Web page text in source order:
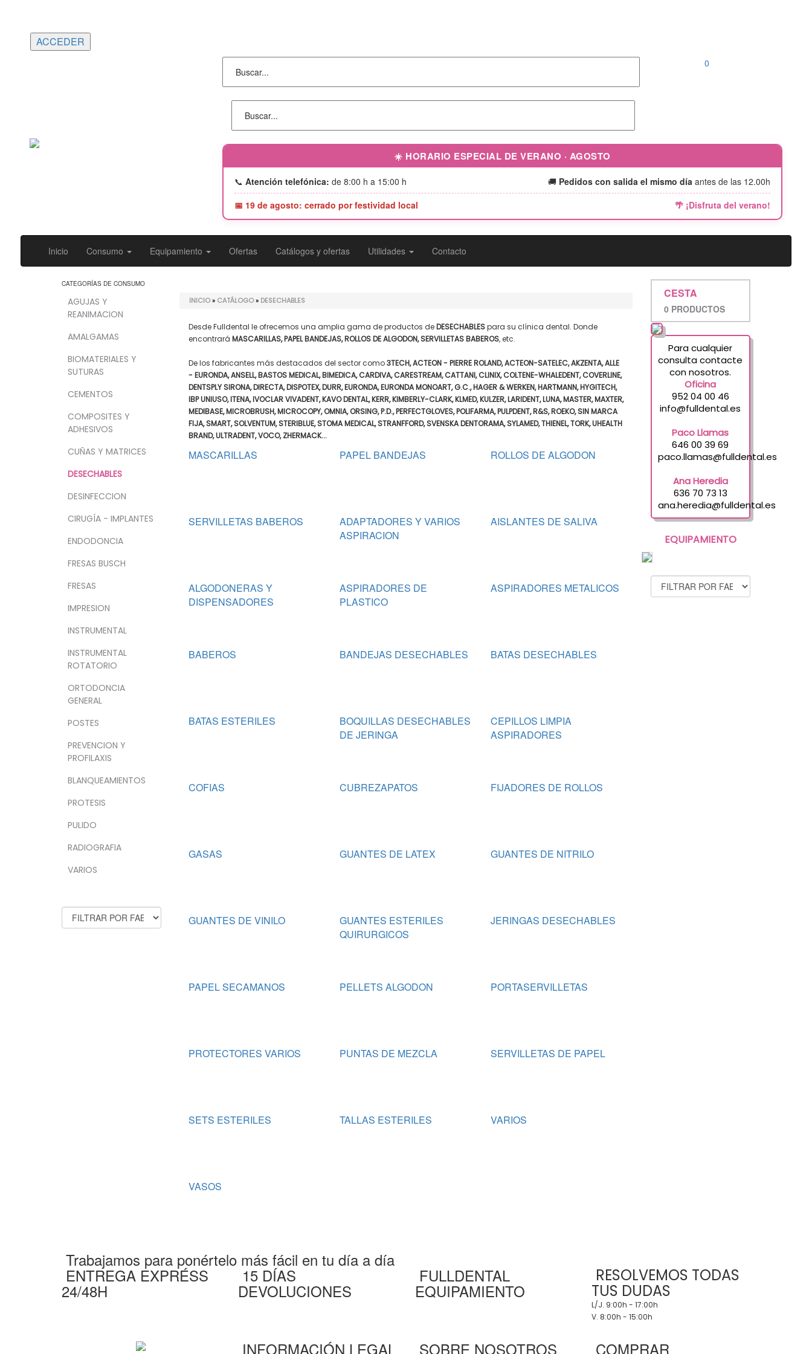
0
☀️ HORARIO ESPECIAL DE VERANO · AGOSTO
📞 Atención telefónica: de 8:00 h a 15:00 h 🚚 Pedidos con salida el mismo día antes de las 12.00h
📅 19 de agosto: cerrado por festividad local
🌴 ¡Disfruta del verano!
Inicio Consumo Equipamiento Ofertas Catálogos y ofertas Utilidades Contacto
CATEGORÍAS DE CONSUMO
AGUJAS Y
REANIMACION
AMALGAMAS
BIOMATERIALES Y
SUTURAS
CEMENTOS
COMPOSITES Y
ADHESIVOS
CUÑAS Y MATRICES
DESECHABLES
DESINFECCION
CIRUGÍA - IMPLANTES
ENDODONCIA
FRESAS BUSCH
FRESAS
IMPRESION
INSTRUMENTAL
INSTRUMENTAL
ROTATORIO
ORTODONCIA
GENERAL
POSTES
PREVENCION Y
PROFILAXIS
BLANQUEAMIENTOS
PROTESIS
PULIDO
RADIOGRAFIA
VARIOS
INICIO» CATÁLOGO» DESECHABLES
Desde Fulldental le ofrecemos una amplia gama de productos deDESECHABLESpara su clínica dental. Donde
encontrará MASCARILLAS, PAPEL BANDEJAS, ROLLOS DE ALGODON, SERVILLETAS BABEROS, etc.
De los fabricantes más destacados del sector como3TECH, ACTEON - PIERRE ROLAND, ACTEON-SATELEC, AKZENTA, ALLE
- EURONDA, ANSELL, BASTOS MEDICAL, BIMEDICA, CARDIVA, CARESTREAM, CATTANI, CLINIX, COLTENE-WHALEDENT, COVERLINE,
DENTSPLY SIRONA, DIRECTA, DISPOTEX, DURR, EURONDA, EURONDA MONOART, G.C., HAGER & WERKEN, HARTMANN, HYGITECH,
IBP UNIUSO, ITENA, IVOCLAR VIVADENT, KAVO DENTAL, KERR, KIMBERLY-CLARK, KLMED, KULZER, LARIDENT, LUNA, MASTER, MAXTER,
MEDIBASE, MICROBRUSH, MICROCOPY, OMNIA, ORSING, P.D., PERFECTGLOVES, POLIFARMA, PULPDENT, R&S, ROEKO, SIN MARCA
FIJA, SMART, SOLVENTUM, STERIBLUE, STOMA MEDICAL, STRANFFORD, SVENSKA DENTORAMA, SYLAMED, THIENEL, TORK, UHEALTH
BRAND, ULTRADENT, VOCO, ZHERMACK...
MASCARILLAS PAPEL BANDEJAS ROLLOS DE ALGODON
SERVILLETAS BABEROS
ADAPTADORES Y VARIOS
ASPIRACION
AISLANTES DE SALIVA
ALGODONERAS Y
DISPENSADORES
ASPIRADORES DE
PLASTICO
ASPIRADORES METALICOS
BABEROS BANDEJAS DESECHABLES BATAS DESECHABLES
BATAS ESTERILES
BOQUILLAS DESECHABLES
DE JERINGA
CEPILLOS LIMPIA
ASPIRADORES
COFIAS CUBREZAPATOS FIJADORES DE ROLLOS
GASAS GUANTES DE LATEX GUANTES DE NITRILO
GUANTES DE VINILO
GUANTES ESTERILES
QUIRURGICOS
JERINGAS DESECHABLES
PAPEL SECAMANOS PELLETS ALGODON PORTASERVILLETAS
PROTECTORES VARIOS PUNTAS DE MEZCLA SERVILLETAS DE PAPEL
SETS ESTERILES TALLAS ESTERILES VARIOS
VASOS
CESTA
0 PRODUCTOS
Para cualquier
consulta contacte
con nosotros.
Oficina
952 04 00 46
info@fulldental.es
Paco Llamas
646 00 39 69
paco.llamas@fulldental.es
Ana Heredia
636 70 73 13
ana.heredia@fulldental.es
EQUIPAMIENTO
Trabajamos para ponértelo más fácil en tu día a día
ENTREGA EXPRÉSS
24/48H
15 DÍAS
DEVOLUCIONES
FULLDENTAL
EQUIPAMIENTO
RESOLVEMOS TODAS
TUS DUDAS
L/J. 9:00h - 17:00h
V. 8:00h - 15:00h
INFORMACIÓN LEGAL SOBRE NOSOTROS COMPRAR